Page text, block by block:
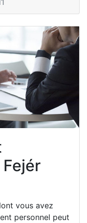
vous avez
personnel peut